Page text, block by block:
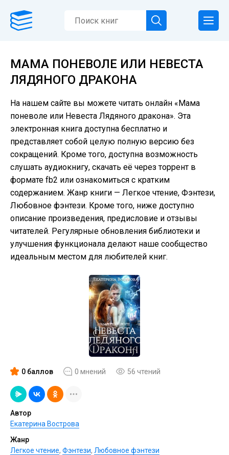
МАМА ПОНЕВОЛЕ ИЛИ НЕВЕСТА
ЛЯДЯНОГО ДРАКОНА
На нашем сайте вы можете читать онлайн «Мама
поневоле или Невеста Лядяного дракона». Эта
электронная книга доступна бесплатно и
представляет собой целую полную версию без
сокращений. Кроме того, доступна возможность
слушать аудиокнигу, скачать её через торрент в
формате fb2 или ознакомиться с кратким
содержанием. Жанр книги — Легкое чтение, Фэнтези,
Любовное фэнтези. Кроме того, ниже доступно
описание произведения, предисловие и отзывы
читателей. Регулярные обновления библиотеки и
улучшения функционала делают наше сообщество
идеальным местом для любителей книг.
0 баллов 0 мнений 56 чтений
Автор
Екатерина Вострова
Жанр
Легкое чтение, Фэнтези, Любовное фэнтези